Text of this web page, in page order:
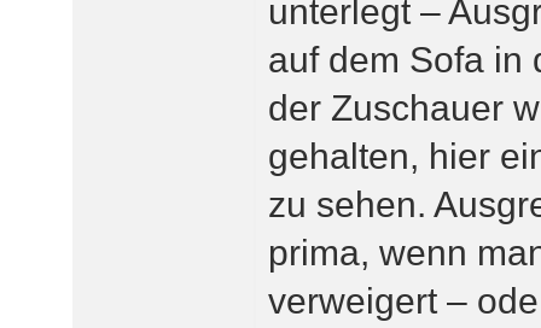
unterlegt –
auf dem Sofa in
der Zuschauer
gehalten, hier
zu sehen.
prima, wenn
verweigert –